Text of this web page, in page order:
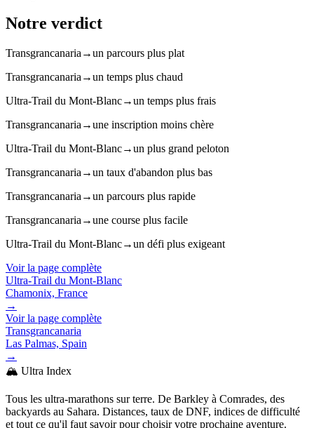
Notre verdict
Transgrancanaria →un parcours plus plat
Transgrancanaria →un temps plus chaud
Ultra-Trail du Mont-Blanc→un temps plus frais
Transgrancanaria →une inscription moins chère
Ultra-Trail du Mont-Blanc→un plus grand peloton
Transgrancanaria →un taux d'abandon plus bas
Transgrancanaria →un parcours plus rapide
Transgrancanaria →une course plus facile
Ultra-Trail du Mont-Blanc→un défi plus exigeant
Voir la page complète
Ultra-Trail du Mont-Blanc
Chamonix, France
→
Voir la page complète
Transgrancanaria
Las Palmas, Spain
→
🏔️ Ultra Index
Tous les ultra-marathons sur terre. De Barkley à Comrades, des
backyards au Sahara. Distances, taux de DNF, indices de difficulté
et tout ce qu'il faut savoir pour choisir votre prochaine aventure.